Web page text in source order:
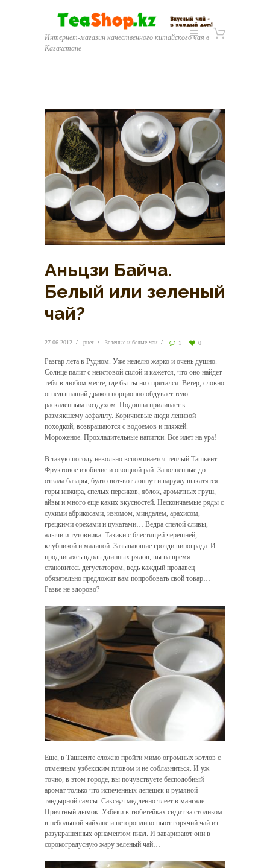
Интернет-магазин качественного китайского чая в
Казахстане
Аньцзи Байча.
Белый или зеленый
чай?
27.06.2012 puer Зеленые и белые чаи 1 0
Разгар лета в Рудном. Уже неделю жарко и очень душно.
Солнце палит с неистовой силой и кажется, что оно найдет
тебя в любом месте, где бы ты ни спрятался. Ветер, словно
огнедышащий дракон порционно обдувает тело
раскаленным воздухом. Подошва прилипает к
размякшему асфальту. Коричневые люди ленивой
походкой, возвращаются с водоемов и пляжей.
Мороженое. Прохладительные напитки. Все идет на ура!
В такую погоду невольно вспоминается теплый Ташкент.
Фруктовое изобилие и овощной рай. Заполненные до
отвала базары, будто вот-вот лопнут и наружу выкатятся
горы инжира, спелых персиков, яблок, ароматных груш,
айвы и много еще каких вкусностей. Нескончаемые ряды с
сухими абрикосами, изюмом, миндалем, арахисом,
грецкими орехами и цукатами… Ведра спелой сливы,
алычи и тутовника. Тазики с блестящей черешней,
клубникой и малиной. Зазывающие грозди винограда. И
продвигаясь вдоль длинных рядов, вы на время
становитесь дегустатором, ведь каждый продавец
обязательно предложит вам попробовать свой товар…
Разве не здорово?
Еще, в Ташкенте сложно пройти мимо огромных котлов с
отменным узбекским пловом и не соблазниться. И уж
точно, в этом городе, вы почувствуете бесподобный
аромат только что испеченных лепешек и румяной
тандырной самсы. Саксаул медленно тлеет в мангале.
Приятный дымок. Узбеки в тюбетейках сидят за столиком
в небольшой чайхане и неторопливо пьют горячий чай из
разукрашенных орнаментом пиал. И заваривают они в
сорокоградусную жару зеленый чай…